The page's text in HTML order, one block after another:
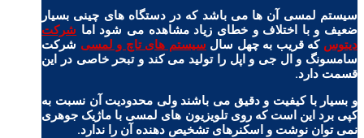
سیستم لمسی آن ها می باشد که در دستگاه های چینی بسیار
ضعیف و با اختلاف و خطای زیاد مشاهده می شود اما شرکت
دیتوس که قریب به چهل سال سیستم های تاچ و لمسی شرکت
سامسونگ و ال جی و اپل را تولید می کند و تبحر خاصی در این
قسمت دارد.
و بسیار با کیفیت و دقیق می باشند ولی محدودیت آن نسبت به
کپی برد این است که روی تلویزیون های لمسی با ماژیک جوهری
نمی توان نوشت و اسکنرهای تشخیص دهنده آن را ندارد.